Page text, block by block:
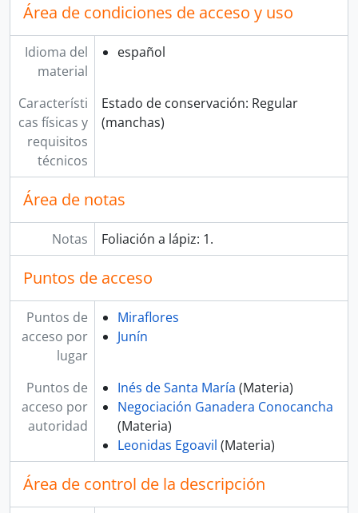
Área de condiciones de acceso y uso
Idioma del
material
español
Característi
cas físicas y
requisitos
técnicos
Estado de conservación: Regular
(manchas)
Área de notas
Notas Foliación a lápiz: 1.
Puntos de acceso
Puntos de
acceso por
lugar
Miraflores
Junín
Puntos de
acceso por
autoridad
Inés de Santa María (Materia)
Negociación Ganadera Conocancha
(Materia)
Leonidas Egoavil (Materia)
Área de control de la descripción